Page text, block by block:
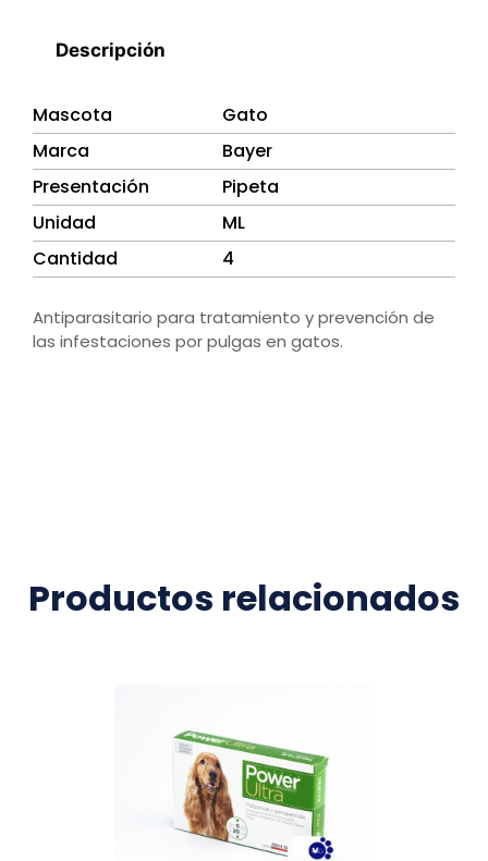
Descripción
Mascota
Gato
Marca
Bayer
Presentación
Pipeta
Unidad
ML
Cantidad
4
Antiparasitario para tratamiento y prevención de
las infestaciones por pulgas en gatos.
Productos relacionados